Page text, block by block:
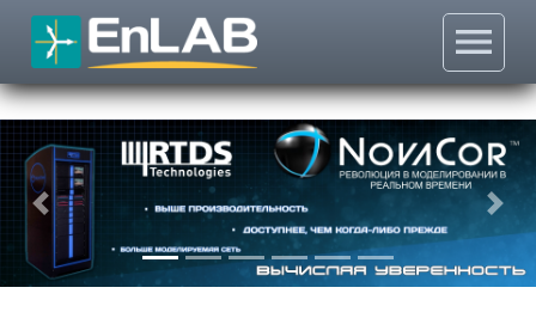
menu
Назад